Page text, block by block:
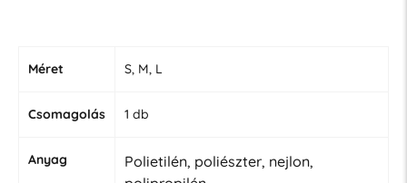
Méret S, M, L
Csomagolás 1 db
Anyag
Polietilén, poliészter, nejlon,